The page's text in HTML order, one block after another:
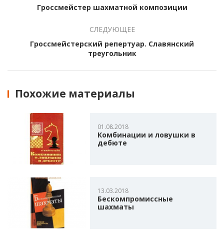
Гроссмейстер шахматной композиции
СЛЕДУЮЩЕЕ
Гроссмейстерский репертуар. Славянский
треугольник
Похожие материалы
01.08.2018
Комбинации и ловушки в
дебюте
13.03.2018
Бескомпромиссные
шахматы